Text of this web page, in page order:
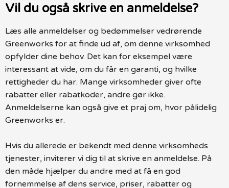
Vil du også skrive en anmeldelse?
Læs alle anmeldelser og bedømmelser vedrørende
Greenworks for at finde ud af, om denne virksomhed
opfylder dine behov. Det kan for eksempel være
interessant at vide, om du får en garanti, og hvilke
rettigheder du har. Mange virksomheder giver ofte
rabatter eller rabatkoder, andre gør ikke.
Anmeldelserne kan også give et praj om, hvor pålidelig
Greenworks er.
Hvis du allerede er bekendt med denne virksomheds
tjenester, inviterer vi dig til at skrive en anmeldelse. På
den måde hjælper du andre med at få en god
fornemmelse af dens service, priser, rabatter og